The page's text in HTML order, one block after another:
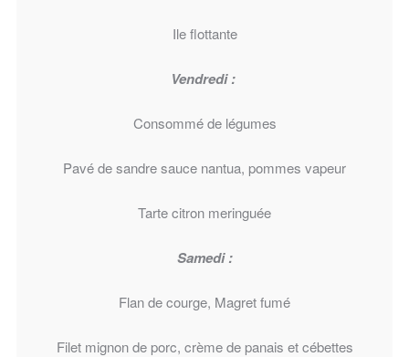
Ile flottante
Vendredi :
Consommé de légumes
Pavé de sandre sauce nantua, pommes vapeur
Tarte citron meringuée
Samedi :
Flan de courge, Magret fumé
Filet mignon de porc, crème de panais et cébettes